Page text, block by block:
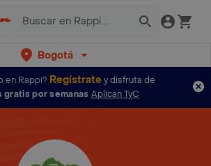
Bogotá
en Rappi? Regístratey disfruta de
gratis por semanas Aplican TyC